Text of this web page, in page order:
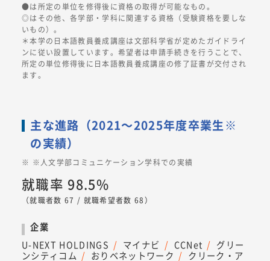
●は所定の単位を修得後に資格の取得が可能なもの。
◎はその他、各学部・学科に関連する資格（受験資格を要しな
いもの）。
＊本学の日本語教員養成講座は文部科学省が定めたガイドライ
ンに従い設置しています。希望者は申請手続きを行うことで、
所定の単位修得後に日本語教員養成講座の修了証書が交付され
ます。
主な進路（2021～2025年度卒業生※
の実績）
※人文学部コミュニケーション学科での実績
就職率 98.5%
（就職者数 67 / 就職希望者数 68）
企業
U-NEXT HOLDINGS
マイナビ CCNet
グリー
ンシティコム
おりベネットワーク
クリーク・ア